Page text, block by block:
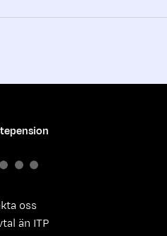
oss
än ITP